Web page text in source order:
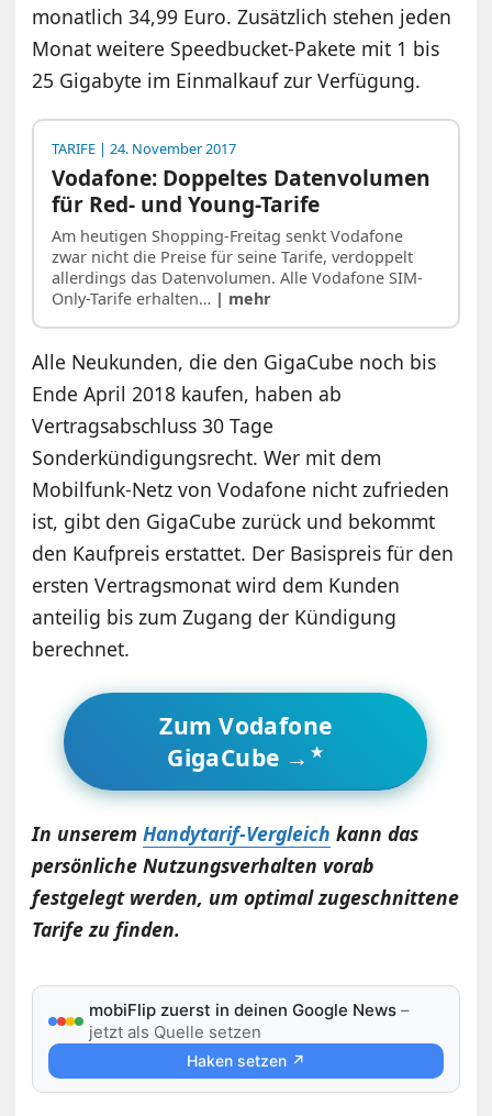
monatlich 34,99 Euro. Zusätzlich stehen jeden
Monat weitere Speedbucket-Pakete mit 1 bis
25 Gigabyte im Einmalkauf zur Verfügung.
TARIFE | 24. November 2017
Vodafone: Doppeltes Datenvolumen
für Red- und Young-Tarife
Am heutigen Shopping-Freitag senkt Vodafone
zwar nicht die Preise für seine Tarife, verdoppelt
allerdings das Datenvolumen. Alle Vodafone SIM-
Only-Tarife erhalten… | mehr
Alle Neukunden, die den GigaCube noch bis
Ende April 2018 kaufen, haben ab
Vertragsabschluss 30 Tage
Sonderkündigungsrecht. Wer mit dem
Mobilfunk-Netz von Vodafone nicht zufrieden
ist, gibt den GigaCube zurück und bekommt
den Kaufpreis erstattet. Der Basispreis für den
ersten Vertragsmonat wird dem Kunden
anteilig bis zum Zugang der Kündigung
berechnet.
Zum Vodafone
GigaCube →
In unseremHandytarif-Vergleich kann das
persönliche Nutzungsverhalten vorab
festgelegt werden, um optimal zugeschnittene
Tarife zu finden.
mobiFlip zuerst in deinen Google News –
jetzt als Quelle setzen
Haken setzen ↗